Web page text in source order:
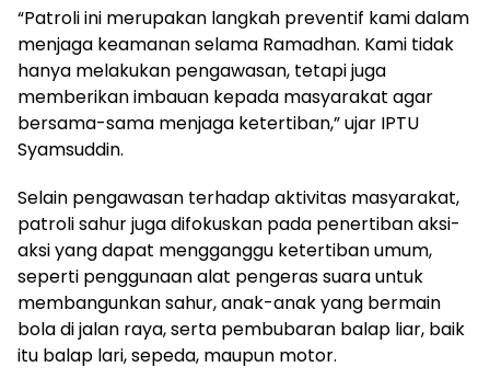
“Patroli ini merupakan langkah preventif kami dalam
menjaga keamanan selama Ramadhan. Kami tidak
hanya melakukan pengawasan, tetapi juga
memberikan imbauan kepada masyarakat agar
bersama-sama menjaga ketertiban,” ujar IPTU
Syamsuddin.
Selain pengawasan terhadap aktivitas masyarakat,
patroli sahur juga difokuskan pada penertiban aksi-
aksi yang dapat mengganggu ketertiban umum,
seperti penggunaan alat pengeras suara untuk
membangunkan sahur, anak-anak yang bermain
bola di jalan raya, serta pembubaran balap liar, baik
itu balap lari, sepeda, maupun motor.